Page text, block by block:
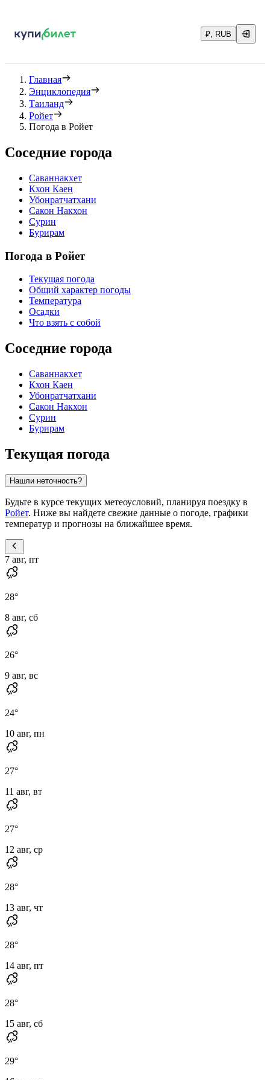
₽, RUB
Главная
Энциклопедия
Таиланд
Ройет
Погода в Ройет
Соседние города
Саваннакхет
Кхон Каен
Убонратчатхани
Сакон Накхон
Сурин
Бурирам
Погода в Ройет
Текущая погода
Общий характер погоды
Температура
Осадки
Что взять с собой
Соседние города
Саваннакхет
Кхон Каен
Убонратчатхани
Сакон Накхон
Сурин
Бурирам
Текущая погода
Нашли неточность?
Будьте в курсе текущих метеоусловий, планируя поездку в
Ройет. Ниже вы найдете свежие данные о погоде, графики
температур и прогнозы на ближайшее время.
7 авг, пт
28°
8 авг, сб
26°
9 авг, вс
24°
10 авг, пн
27°
11 авг, вт
27°
12 авг, ср
28°
13 авг, чт
28°
14 авг, пт
28°
15 авг, сб
29°